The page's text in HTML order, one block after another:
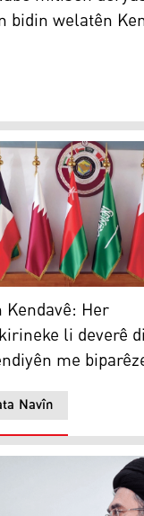
bidin welatên
keştiyekê hat kirin
Her
Navîn
Her
li deverê
me